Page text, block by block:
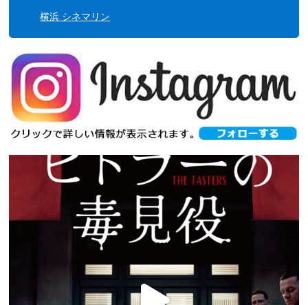
横浜 シネマリン